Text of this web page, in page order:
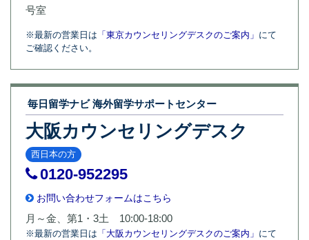
号室
※最新の営業日は 「東京カウンセリングデスクのご案内」 にて
ご確認ください。
毎日留学ナビ 海外留学サポートセンター
大阪カウンセリングデスク
西日本の方
0120-952295
お問い合わせフォームはこちら
月～金、第1・3土 10:00-18:00
※最新の営業日は 「大阪カウンセリングデスクのご案内」 にて